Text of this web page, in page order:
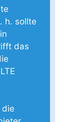
h. sollte
das